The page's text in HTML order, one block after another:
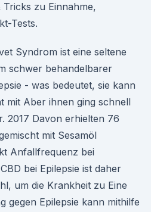
zu Einnahme,
Tests.
Syndrom ist eine seltene
schwer behandelbarer
- was bedeutet, sie kann
mit Aber ihnen ging schnell
2017 Davon erhielten 76
mit Sesamöl
Anfallfrequenz bei
bei Epilepsie ist daher
um die Krankheit zu Eine
gegen Epilepsie kann mithilfe